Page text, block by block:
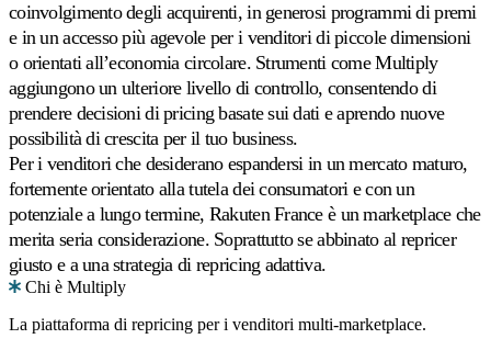
coinvolgimento degli acquirenti, in generosi programmi di premi
e in un accesso più agevole per i venditori di piccole dimensioni
o orientati all’economia circolare. Strumenti come Multiply
aggiungono un ulteriore livello di controllo, consentendo di
prendere decisioni di pricing basate sui dati e aprendo nuove
possibilità di crescita per il tuo business.
Per i venditori che desiderano espandersi in un mercato maturo,
fortemente orientato alla tutela dei consumatori e con un
potenziale a lungo termine, Rakuten France è un marketplace che
merita seria considerazione. Soprattutto se abbinato al repricer
giusto e a una strategia di repricing adattiva.
Chi è Multiply
La piattaforma di repricing per i venditori multi-marketplace.